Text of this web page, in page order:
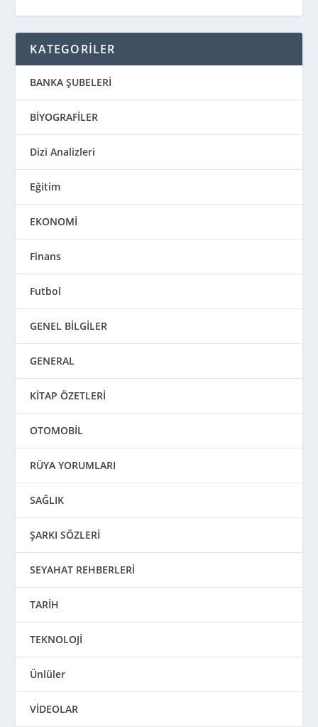
KATEGORİLER
BANKA ŞUBELERİ
BİYOGRAFİLER
Dizi Analizleri
Eğitim
EKONOMİ
Finans
Futbol
GENEL BİLGİLER
GENERAL
KİTAP ÖZETLERİ
OTOMOBİL
RÜYA YORUMLARI
SAĞLIK
ŞARKI SÖZLERİ
SEYAHAT REHBERLERİ
TARİH
TEKNOLOJİ
Ünlüler
VİDEOLAR